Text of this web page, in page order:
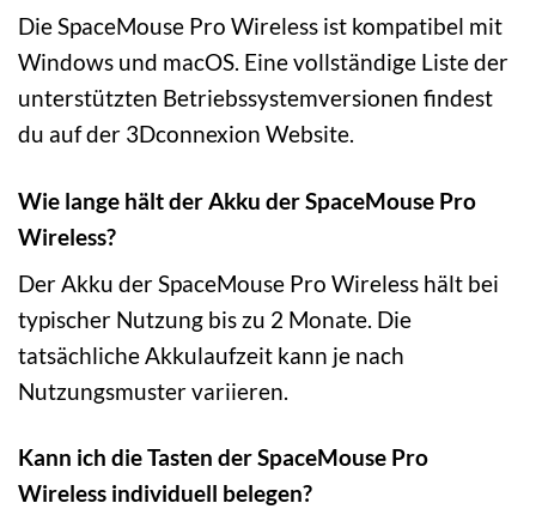
Die SpaceMouse Pro Wireless ist kompatibel mit
Windows und macOS. Eine vollständige Liste der
unterstützten Betriebssystemversionen findest
du auf der 3Dconnexion Website.
Wie lange hält der Akku der SpaceMouse Pro
Wireless?
Der Akku der SpaceMouse Pro Wireless hält bei
typischer Nutzung bis zu 2 Monate. Die
tatsächliche Akkulaufzeit kann je nach
Nutzungsmuster variieren.
Kann ich die Tasten der SpaceMouse Pro
Wireless individuell belegen?